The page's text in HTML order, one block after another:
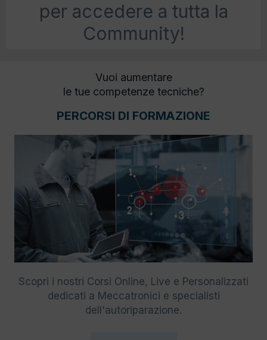
per accedere a tutta la
Community!
Vuoi aumentare
le tue competenze tecniche?
PERCORSI DI FORMAZIONE
Scopri i nostri Corsi Online, Live e Personalizzati
dedicati a Meccatronici e specialisti
dell'autoriparazione.